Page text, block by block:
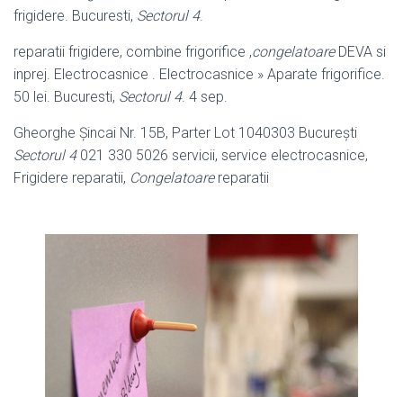
frigidere. Bucuresti, Sectorul 4.
reparatii frigidere, combine frigorifice ,congelatoareDEVA si
inprej. Electrocasnice . Electrocasnice » Aparate frigorifice.
50 lei. Bucuresti, Sectorul 4. 4 sep.
Gheorghe Şincai Nr. 15B, Parter Lot 1040303 Bucureşti
Sectorul 4021 330 5026 servicii, service electrocasnice,
Frigidere reparatii, Congelatoarereparatii